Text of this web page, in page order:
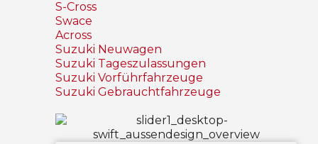
S-Cross
Swace
Across
Suzuki Neuwagen
Suzuki Tageszulassungen
Suzuki Vorführfahrzeuge
Suzuki Gebrauchtfahrzeuge